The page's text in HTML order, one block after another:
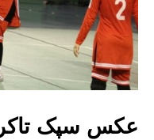
عکس سپک تاکرا